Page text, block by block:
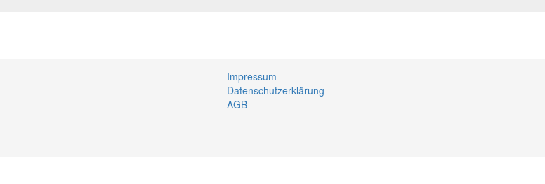
Impressum
Datenschutzerklärung
AGB